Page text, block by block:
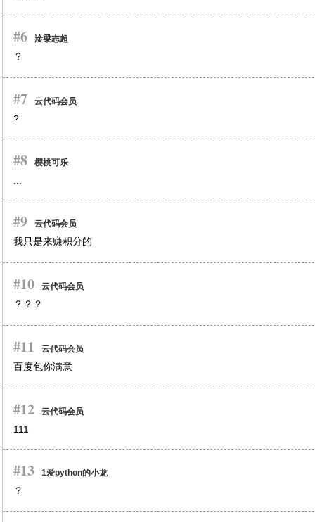
#6 淦梁志超
？
#7 云代码会员
?
#8 樱桃可乐
#9 云代码会员
我只是来赚积分的
#10 云代码会员
？？？
#11 云代码会员
百度包你满意
#12 云代码会员
111
#13 1爱python的小龙
？